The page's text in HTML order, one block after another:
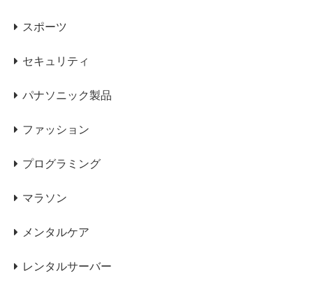
スポーツ
セキュリティ
パナソニック製品
ファッション
プログラミング
マラソン
メンタルケア
レンタルサーバー